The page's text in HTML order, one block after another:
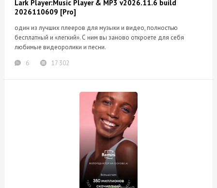
Lark Player:Music Player & MP3 v2026.11.6 build
2026110609 [Pro]
один из лучших плееров для музыки и видео, полностью
бесплатный и «легкий». С ним вы заново откроете для себя
любимые видеоролики и песни.
6
17 302